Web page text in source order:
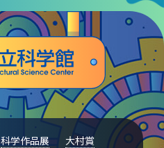
科学作品展
大村賞